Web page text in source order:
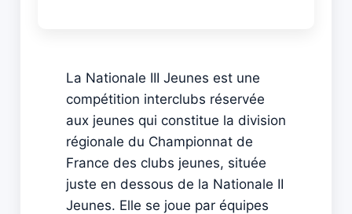
La Nationale III Jeunes est une
compétition interclubs réservée
aux jeunes qui constitue la division
régionale du Championnat de
France des clubs jeunes, située
juste en dessous de la Nationale II
Jeunes. Elle se joue par équipes